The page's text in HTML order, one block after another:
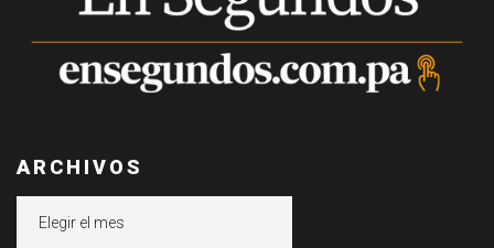
ARCHIVOS